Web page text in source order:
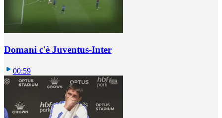
Domani c'è Juventus-Inter
00:59